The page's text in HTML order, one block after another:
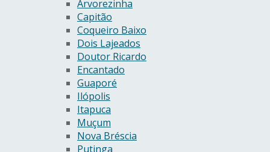
Arvorezinha
Capitão
Coqueiro Baixo
Dois Lajeados
Doutor Ricardo
Encantado
Guaporé
Ilópolis
Itapuca
Muçum
Nova Bréscia
Putinga